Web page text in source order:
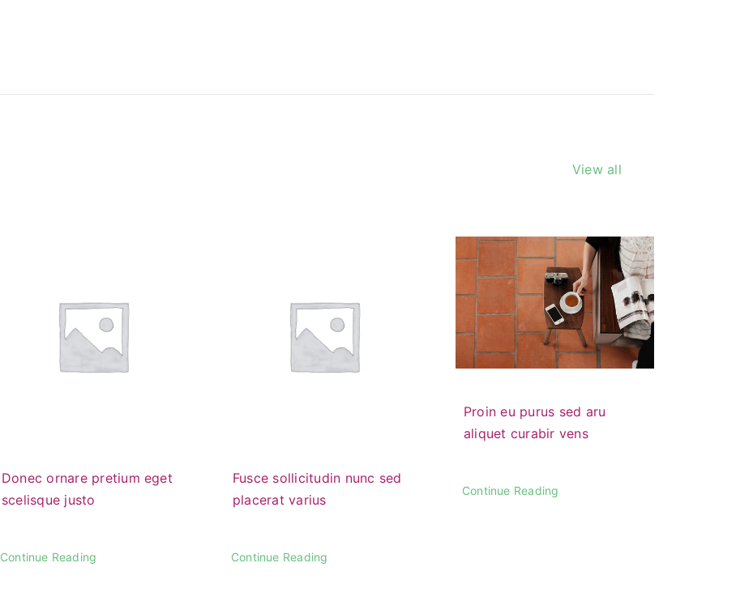
View all
Donec ornare pretium eget
scelisque justo
Continue Reading
Fusce sollicitudin nunc sed
placerat varius
Continue Reading
Proin eu purus sed aru
aliquet curabir vens
Continue Reading